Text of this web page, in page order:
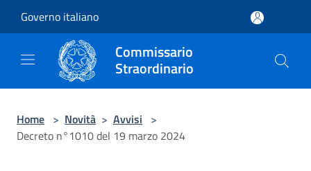
Governo italiano
Commissario
Straordinario
Home > Novità > Avvisi >
Decreto n°1010 del 19 marzo 2024